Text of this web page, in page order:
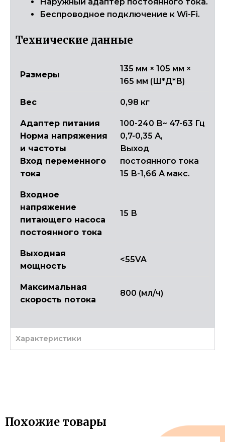
Беспроводное подключение к Wi-Fi.
Технические данные
Размеры
135 мм × 105 мм ×
165 мм (Ш*Д*В)
Вес 0,98 кг
Адаптер питания
Норма напряжения
и частоты
Вход переменного
тока
100-240 В~ 47-63 Гц
0,7-0,35 А,
Выход
постоянного тока
15 В-1,66 А макс.
Входное
напряжение
питающего насоса
постоянного тока
15 В
Выходная
мощность
<55VA
Максимальная
скорость потока
800 (мл/ч)
Характеристики
Похожие товары